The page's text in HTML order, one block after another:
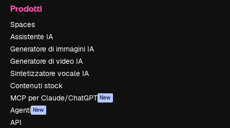
Prodotti
Spaces
Assistente IA
Generatore di immagini IA
Generatore di video IA
Sintetizzatore vocale IA
Contenuti stock
MCP per Claude/ChatGPT New
Agenti New
API